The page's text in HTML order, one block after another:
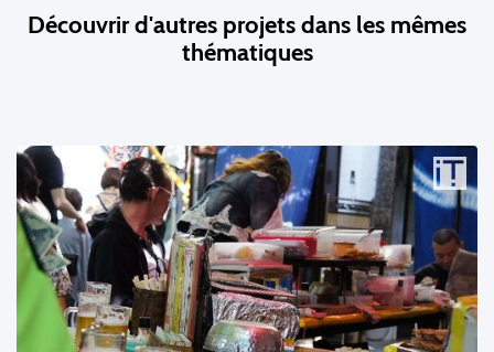
Découvrir d'autres projets dans les mêmes
thématiques